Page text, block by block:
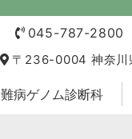
045-787-2800
〒236-0004 神奈川
難病ゲノム診断科